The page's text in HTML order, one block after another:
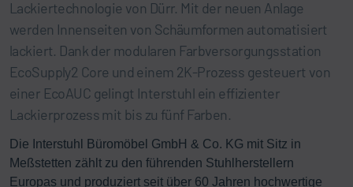
Lackiertechnologie von Dürr. Mit der neuen Anlage
werden Innenseiten von Schäumformen automatisiert
lackiert. Dank der modularen Farbversorgungsstation
EcoSupply2 Core und einem 2K-Prozess gesteuert von
einer EcoAUC gelingt Interstuhl ein effizienter
Lackierprozess mit bis zu fünf Farben.
Die Interstuhl Büromöbel GmbH & Co. KG mit Sitz in
Meßstetten zählt zu den führenden Stuhlherstellern
Europas und produziert seit über 60 Jahren hochwertige